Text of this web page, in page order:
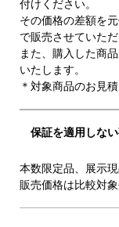
付けください。
その価格の差額を
で販売させていただ
また、購入した商
いたします。
＊対象商品のお見
保証を適用しな
本数限定品、展示
販売価格は比較対象